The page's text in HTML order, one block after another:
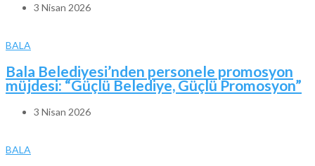
3 Nisan 2026
BALA
Bala Belediyesi’nden personele promosyon
müjdesi: “Güçlü Belediye, Güçlü Promosyon”
3 Nisan 2026
BALA